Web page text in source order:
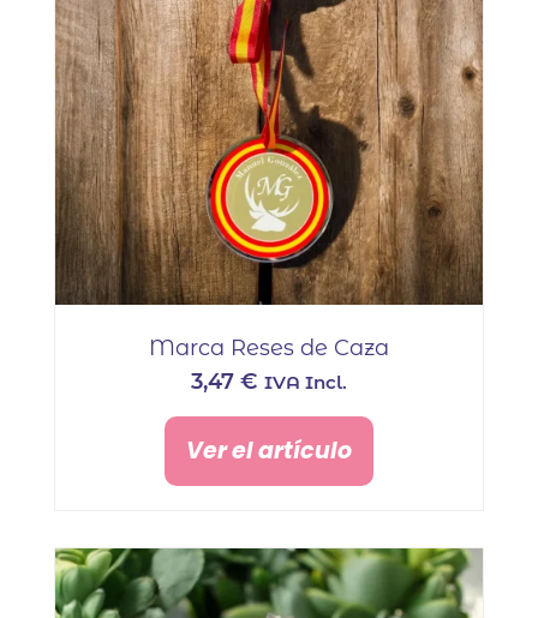
Marca Reses de Caza
3,47 € IVA Incl.
Ver el artículo